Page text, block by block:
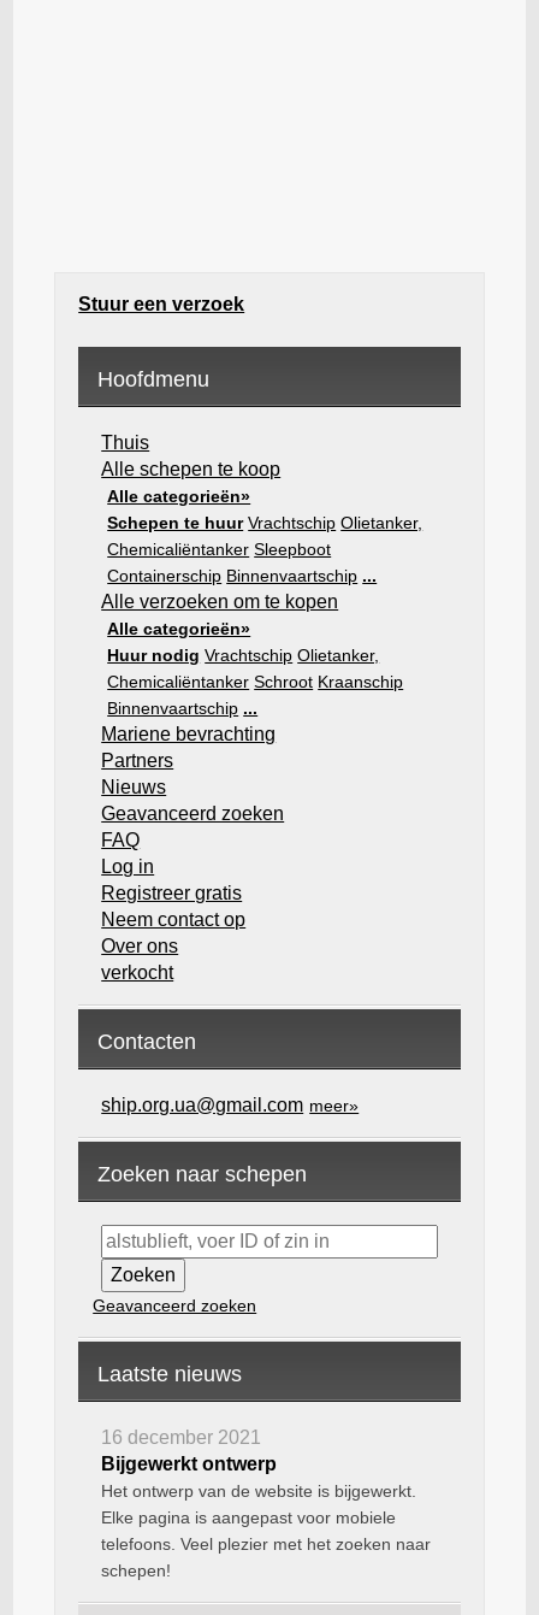
Stuur een verzoek
Hoofdmenu
Thuis
Alle schepen te koop
Alle categorieën»
Schepen te huur Vrachtschip Olietanker,
Chemicaliëntanker Sleepboot
Containerschip Binnenvaartschip ...
Alle verzoeken om te kopen
Alle categorieën»
Huur nodig Vrachtschip Olietanker,
Chemicaliëntanker Schroot Kraanschip
Binnenvaartschip ...
Mariene bevrachting
Partners
Nieuws
Geavanceerd zoeken
FAQ
Log in
Registreer gratis
Neem contact op
Over ons
verkocht
Contacten
ship.org.ua@gmail.com meer»
Zoeken naar schepen
Geavanceerd zoeken
Laatste nieuws
16 december 2021
Bijgewerkt ontwerp
Het ontwerp van de website is bijgewerkt.
Elke pagina is aangepast voor mobiele
telefoons. Veel plezier met het zoeken naar
schepen!